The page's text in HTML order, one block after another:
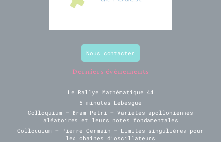
Nous contacter
Derniers évènements
Le Rallye Mathématique 44
5 minutes Lebesgue
Colloquium – Bram Petri – Variétés apolloniennes
aléatoires et leurs notes fondamentales
Colloquium – Pierre Germain – Limites singulières pour
les chaines d’oscillateurs